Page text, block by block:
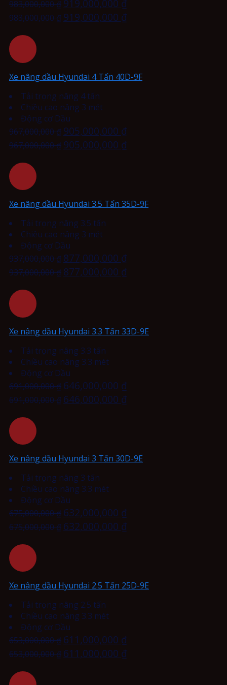
983,000,000₫ 919,000,000 ₫
983,000,000₫ 919,000,000 ₫
Xe nâng dầu Hyundai 4 Tấn 40D-9F
Tải trọng nâng 4 tấn
Chiều cao nâng 3 mét
Động cơ Dầu
967,000,000₫ 905,000,000 ₫
967,000,000₫ 905,000,000 ₫
Xe nâng dầu Hyundai 3.5 Tấn 35D-9F
Tải trọng nâng 3.5 tấn
Chiêu cao nâng 3 mét
Động cơ Dầu
937,000,000₫ 877,000,000 ₫
937,000,000₫ 877,000,000 ₫
Xe nâng dầu Hyundai 3.3 Tấn 33D-9E
Tải trọng nâng 3.3 tấn
Chiều cao nâng 3.3 mét
Động cơ Dầu
691,000,000₫ 646,000,000 ₫
691,000,000₫ 646,000,000 ₫
Xe nâng dầu Hyundai 3 Tấn 30D-9E
Tải trọng nâng 3 tấn
Chiều cao nâng 3.3 mét
Động cơ Dầu
675,000,000₫ 632,000,000 ₫
675,000,000₫ 632,000,000 ₫
Xe nâng dầu Hyundai 2.5 Tấn 25D-9E
Tải trọng nâng 2.5 tấn
Chiều cao nâng 3.3 mét
Động cơ Dầu
653,000,000₫ 611,000,000 ₫
653,000,000₫ 611,000,000 ₫